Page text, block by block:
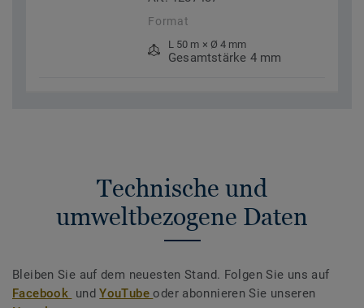
Format
L 50 m × Ø 4 mm
Gesamtstärke 4 mm
Technische und
umweltbezogene Daten
Bleiben Sie auf dem neuesten Stand. Folgen Sie uns auf
Facebook undYouTubeoder abonnieren Sie unseren